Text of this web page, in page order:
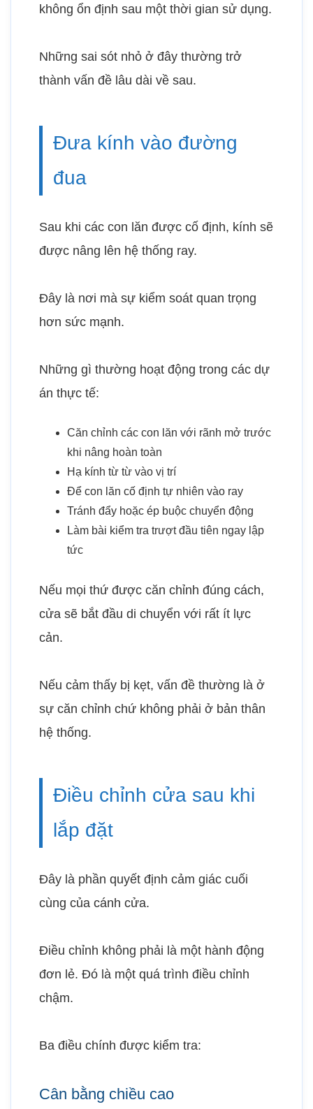
không ổn định sau một thời gian sử dụng.
Những sai sót nhỏ ở đây thường trở
thành vấn đề lâu dài về sau.
Đưa kính vào đường
đua
Sau khi các con lăn được cố định, kính sẽ
được nâng lên hệ thống ray.
Đây là nơi mà sự kiểm soát quan trọng
hơn sức mạnh.
Những gì thường hoạt động trong các dự
án thực tế:
Căn chỉnh các con lăn với rãnh mở trước
khi nâng hoàn toàn
Hạ kính từ từ vào vị trí
Để con lăn cố định tự nhiên vào ray
Tránh đẩy hoặc ép buộc chuyển động
Làm bài kiểm tra trượt đầu tiên ngay lập
tức
Nếu mọi thứ được căn chỉnh đúng cách,
cửa sẽ bắt đầu di chuyển với rất ít lực
cản.
Nếu cảm thấy bị kẹt, vấn đề thường là ở
sự căn chỉnh chứ không phải ở bản thân
hệ thống.
Điều chỉnh cửa sau khi
lắp đặt
Đây là phần quyết định cảm giác cuối
cùng của cánh cửa.
Điều chỉnh không phải là một hành động
đơn lẻ. Đó là một quá trình điều chỉnh
chậm.
Ba điều chính được kiểm tra:
Cân bằng chiều cao